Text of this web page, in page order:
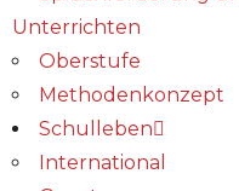
Unterrichten
Oberstufe
Methodenkonzept
Schulleben
International